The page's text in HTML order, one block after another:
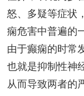
怒、多疑等症状
痫危害中普遍的
由于癫痫的时常
也就是抑制性神
从而导致两者的